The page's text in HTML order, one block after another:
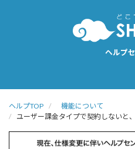
ヘルプ
ヘルプTOP
機能について
ユーザー課金タイプで契約しないと